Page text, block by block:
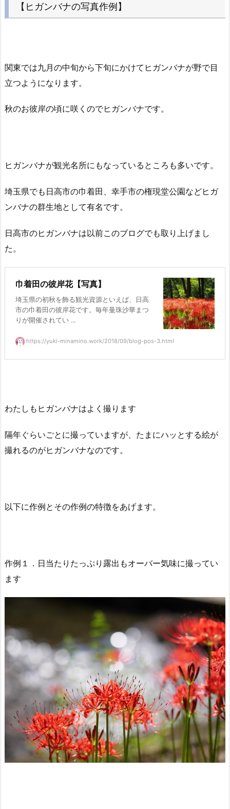
【ヒガンバナの写真作例】
関東では九月の中旬から下旬にかけてヒガンバナが野で目
立つようになります。
秋のお彼岸の頃に咲くのでヒガンバナです。
ヒガンバナが観光名所にもなっているところも多いです。
埼玉県でも日高市の巾着田、幸手市の権現堂公園などヒガ
ンバナの群生地として有名です。
日高市のヒガンバナは以前このブログでも取り上げまし
た。
巾着田の彼岸花【写真】
埼玉県の初秋を飾る観光資源といえば、日高
市の巾着田の彼岸花です。毎年曼珠沙華まつ
りが開催されてい ...
https://yuki-minamino.work/2018/09/blog-pos-3.html
わたしもヒガンバナはよく撮ります
隔年ぐらいごとに撮っていますが、たまにハッとする絵が
撮れるのがヒガンバナなのです。
以下に作例とその作例の特徴をあげます。
作例１．日当たりたっぷり露出もオーバー気味に撮ってい
ます